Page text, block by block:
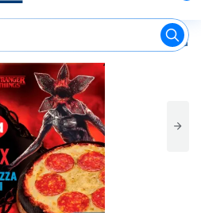
Alimentos Congelados e de Geladeira